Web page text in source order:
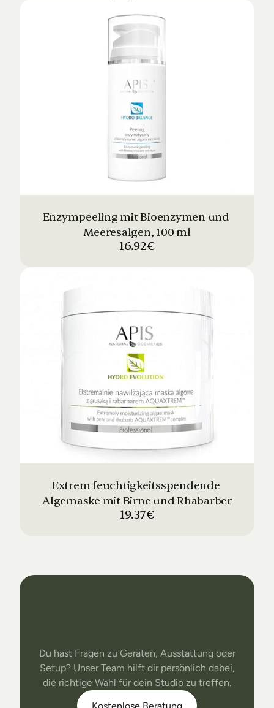
Enzympeeling mit Bioenzymen und
Meeresalgen, 100 ml
16.92€
Extrem feuchtigkeitsspendende
Algemaske mit Birne und Rhabarber
19.37€
Du hast Fragen zu Geräten, Ausstattung oder
Setup? Unser Team hilft dir persönlich dabei,
die richtige Wahl für dein Studio zu treffen.